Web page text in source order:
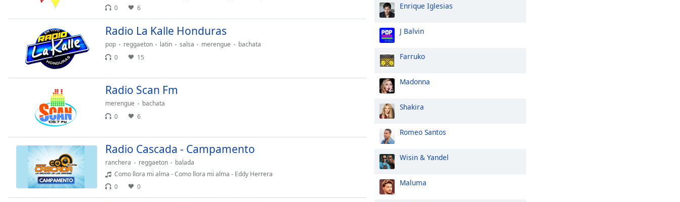
cancel
window.
Background
0
6
Radio La Kalle Honduras
pop reggaeton latin salsa merengue
bachata
0
15
Radio Scan Fm
merengue
bachata
0
6
Radio Cascada - Campamento
ranchera reggaeton
balada
Como llora mi alma - Como llora mi alma - Eddy Herrera
0
0
Enrique Iglesias
J Balvin
Farruko
Madonna
Shakira
Romeo Santos
Wisin & Yandel
Maluma